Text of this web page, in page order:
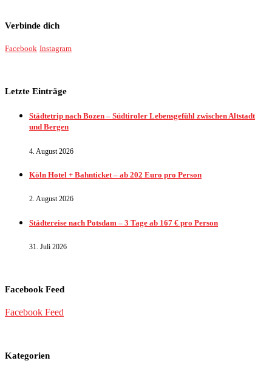
Verbinde dich
Facebook Instagram
Letzte Einträge
Städtetrip nach Bozen – Südtiroler Lebensgefühl zwischen Altstadt
und Bergen
4. August 2026
Köln Hotel + Bahnticket – ab 202 Euro pro Person
2. August 2026
Städtereise nach Potsdam – 3 Tage ab 167 € pro Person
31. Juli 2026
Facebook Feed
Facebook Feed
Kategorien